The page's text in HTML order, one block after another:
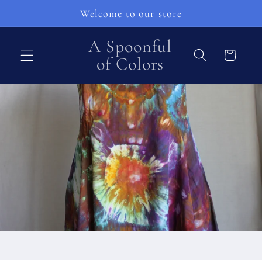
контенту
Welcome to our store
A Spoonful
of Colors
Корзина